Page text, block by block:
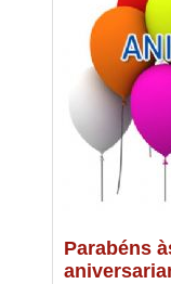
Parabéns